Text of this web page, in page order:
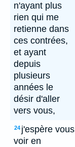
n'ayant plus
rien qui me
retienne dans
ces contrées,
et ayant
depuis
plusieurs
années le
désir d'aller
vers vous,
24 j'espère vous
voir en